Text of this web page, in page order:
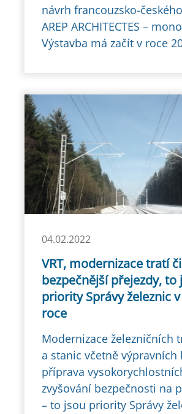
návrh francouzsko-
AREP ARCHITECTES –
Výstavba má začít v roce
04.02.2022
VRT, modernizace tratí či
bezpečnější přejezdy, to
priority Správy železnic
roce
Modernizace železničních
a stanic včetně výpravních
příprava
zvyšování bezpečnosti na
– to jsou priority Správy